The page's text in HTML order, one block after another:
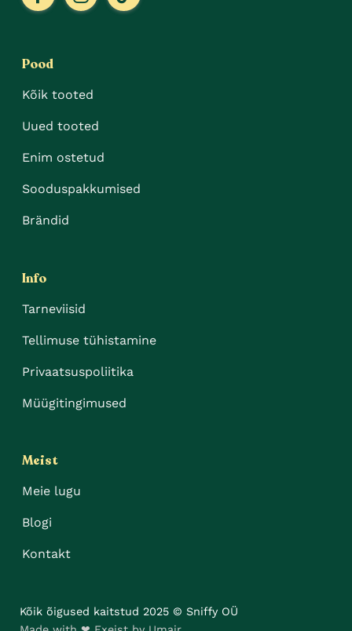
Pood
Kõik tooted
Uued tooted
Enim ostetud
Sooduspakkumised
Brändid
Info
Tarneviisid
Tellimuse tühistamine
Privaatsuspoliitika
Müügitingimused
Meist
Meie lugu
Blogi
Kontakt
Kõik õigused kaitstud 2025 © Sniffy OÜ